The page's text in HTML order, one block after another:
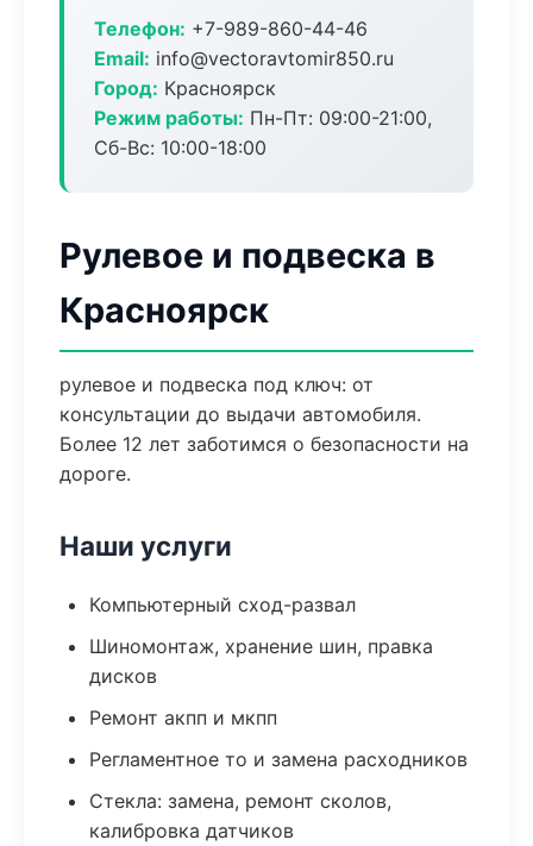
Телефон: +7-989-860-44-46
Email: info@vectoravtomir850.ru
Город: Красноярск
Режим работы: Пн-Пт: 09:00-21:00,
Сб-Вс: 10:00-18:00
Рулевое и подвеска в
Красноярск
рулевое и подвеска под ключ: от
консультации до выдачи автомобиля.
Более 12 лет заботимся о безопасности на
дороге.
Наши услуги
Компьютерный сход-развал
Шиномонтаж, хранение шин, правка
дисков
Ремонт акпп и мкпп
Регламентное то и замена расходников
Стекла: замена, ремонт сколов,
калибровка датчиков